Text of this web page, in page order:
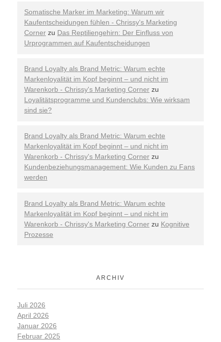
Somatische Marker im Marketing: Warum wir
Kaufentscheidungen fühlen - Chrissy's Marketing
Corner zu Das Reptiliengehirn: Der Einfluss von
Urprogrammen auf Kaufentscheidungen
Brand Loyalty als Brand Metric: Warum echte
Markenloyalität im Kopf beginnt – und nicht im
Warenkorb - Chrissy's Marketing Corner zu
Loyalitätsprogramme und Kundenclubs: Wie wirksam
sind sie?
Brand Loyalty als Brand Metric: Warum echte
Markenloyalität im Kopf beginnt – und nicht im
Warenkorb - Chrissy's Marketing Corner zu
Kundenbeziehungsmanagement: Wie Kunden zu Fans
werden
Brand Loyalty als Brand Metric: Warum echte
Markenloyalität im Kopf beginnt – und nicht im
Warenkorb - Chrissy's Marketing Corner zu Kognitive
Prozesse
ARCHIV
Juli 2026
April 2026
Januar 2026
Februar 2025